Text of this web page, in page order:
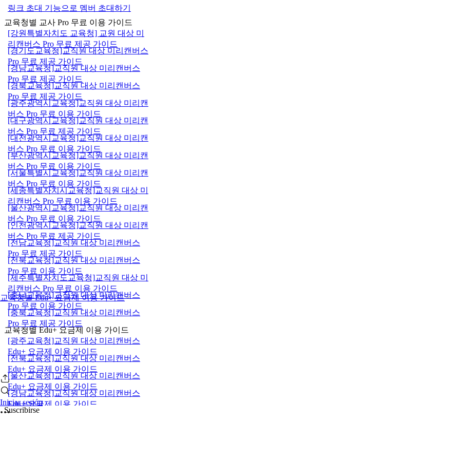
교육청별 Edu+ 요금제 이용 가이드
Iniciar sesión
링크 초대 기능으로 멤버 초대하기
교육청별 교사 Pro 무료 이용 가이드
[강원특별자치도 교육청] 교원 대상 미
리캔버스 Pro 무료 제공 가이드
[경기도교육청]교직원 대상 미리캔버스
Pro 무료 제공 가이드
[경남교육청]교직원 대상 미리캔버스
Pro 무료 제공 가이드
[경북교육청]교직원 대상 미리캔버스
Pro 무료 제공 가이드
[광주광역시교육청]교직원 대상 미리캔
버스 Pro 무료 이용 가이드
[대구광역시교육청]교직원 대상 미리캔
버스 Pro 무료 제공 가이드
[대전광역시교육청]교직원 대상 미리캔
버스 Pro 무료 이용 가이드
[부산광역시교육청]교직원 대상 미리캔
버스 Pro 무료 이용 가이드
[서울특별시교육청]교직원 대상 미리캔
버스 Pro 무료 이용 가이드
[세종특별자치시교육청]교직원 대상 미
리캔버스 Pro 무료 이용 가이드
[울산광역시교육청]교직원 대상 미리캔
버스 Pro 무료 이용 가이드
[인천광역시교육청]교직원 대상 미리캔
버스 Pro 무료 제공 가이드
[전남교육청]교직원 대상 미리캔버스
Pro 무료 제공 가이드
[전북교육청]교직원 대상 미리캔버스
Pro 무료 이용 가이드
[제주특별자치도교육청]교직원 대상 미
리캔버스 Pro 무료 이용 가이드
[충남교육청]교직원 대상 미리캔버스
Pro 무료 이용 가이드
[충북교육청]교직원 대상 미리캔버스
Pro 무료 제공 가이드
교육청별 Edu+ 요금제 이용 가이드
[광주교육청]교직원 대상 미리캔버스
Edu+ 요금제 이용 가이드
[전북교육청]교직원 대상 미리캔버스
Edu+ 요금제 이용 가이드
[울산교육청]교직원 대상 미리캔버스
Edu+ 요금제 이용 가이드
[경남교육청]교직원 대상 미리캔버스
Edu+ 요금제 이용 가이드
Suscribirse